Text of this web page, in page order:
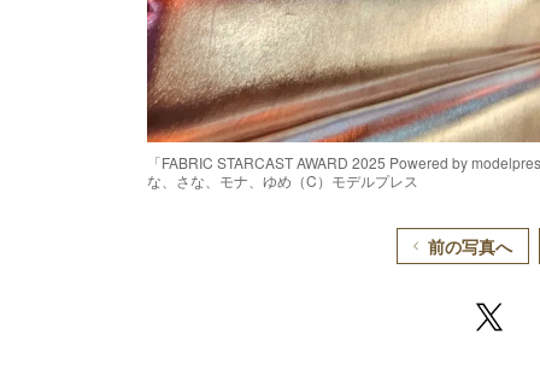
「FABRIC STARCAST AWARD 2025 Powered by
な、さな、モナ、ゆめ（C）モデルプレス
前の写真へ